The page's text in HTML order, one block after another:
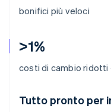
bonifici più veloci
>1%
costi di cambio ridotti
Tutto pronto per
Australia
English